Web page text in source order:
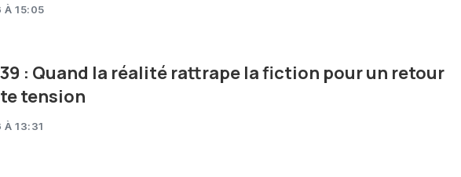
15:05
: Quand la réalité rattrape la fiction pour un retour
tension
13:31